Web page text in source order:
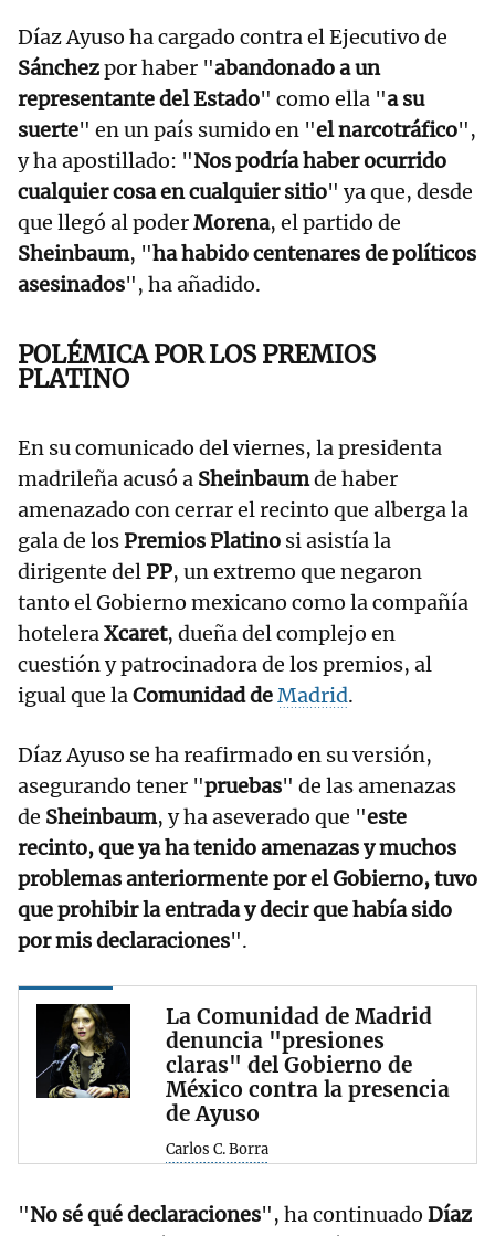
Díaz Ayuso ha cargado contra el Ejecutivo de
Sánchezpor haber "abandonado a un
representante del Estado" como ella "a su
suerte" en un país sumido en "el narcotráfico",
y ha apostillado: "Nos podría haber ocurrido
cualquier cosa en cualquier sitio" ya que, desde
que llegó al poderMorena, el partido de
Sheinbaum, "ha habido centenares de políticos
asesinados", ha añadido.
POLÉMICA POR LOS PREMIOS
PLATINO
En su comunicado del viernes, la presidenta
madrileña acusó a Sheinbaumde haber
amenazado con cerrar el recinto que alberga la
gala de losPremios Platino si asistía la
dirigente delPP, un extremo que negaron
tanto el Gobierno mexicano como la compañía
hoteleraXcaret, dueña del complejo en
cuestión y patrocinadora de los premios, al
igual que laComunidad deMadrid.
Díaz Ayuso se ha reafirmado en su versión,
asegurando tener "pruebas" de las amenazas
de Sheinbaum, y ha aseverado que "este
recinto, que ya ha tenido amenazas y muchos
problemas anteriormente por el Gobierno, tuvo
que prohibir la entrada y decir que había sido
por mis declaraciones".
La Comunidad de Madrid
denuncia "presiones
claras" del Gobierno de
México contra la presencia
de Ayuso
Carlos C. Borra
"No sé qué declaraciones", ha continuado Díaz